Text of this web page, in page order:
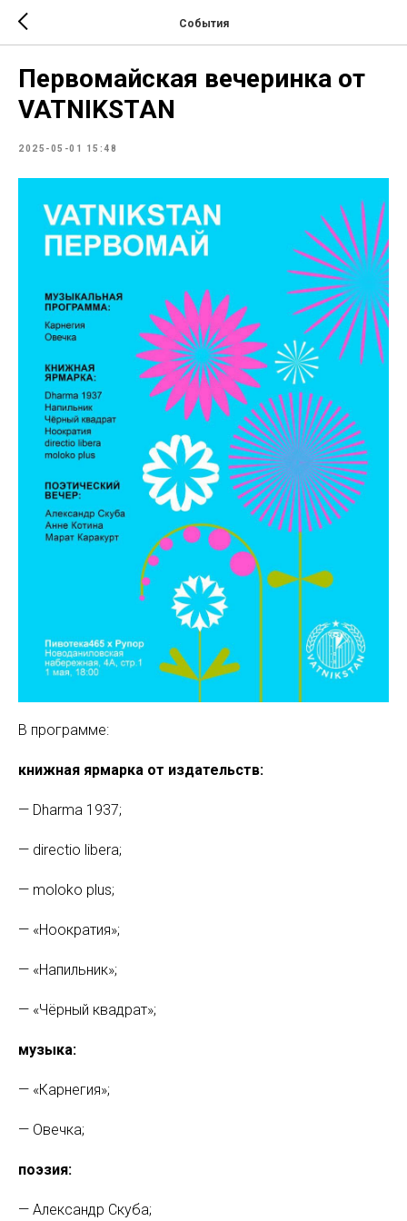
События
Первомайская вечеринка от
VATNIKSTAN
2025-05-01 15:48
В программе:
книжная ярмарка от издательств:
— Dharma 1937;
— directio libera;
— moloko plus;
— «Ноократия»;
— «Напильник»;
— «Чёрный квадрат»;
музыка:
— «Карнегия»;
— Овечка;
поэзия:
— Александр Скуба;